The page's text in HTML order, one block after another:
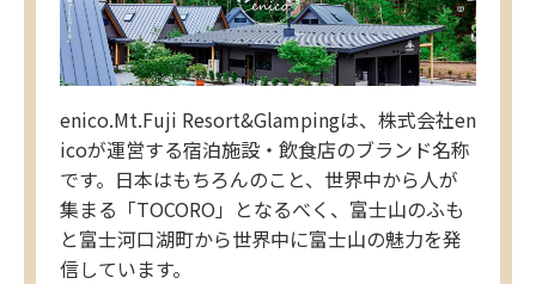
enico.Mt.Fuji Resort&Glampingは、株式会社en
icoが運営する宿泊施設・飲食店のブランド名称
です。日本はもちろんのこと、世界中から人が
集まる「TOCORO」となるべく、富士山のふも
と富士河口湖町から世界中に富士山の魅力を発
信しています。